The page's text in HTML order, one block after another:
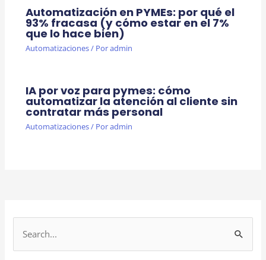
Automatización en PYMEs: por qué el
93% fracasa (y cómo estar en el 7%
que lo hace bien)
Automatizaciones/ Poradmin
IA por voz para pymes: cómo
automatizar la atención al cliente sin
contratar más personal
Automatizaciones/ Poradmin